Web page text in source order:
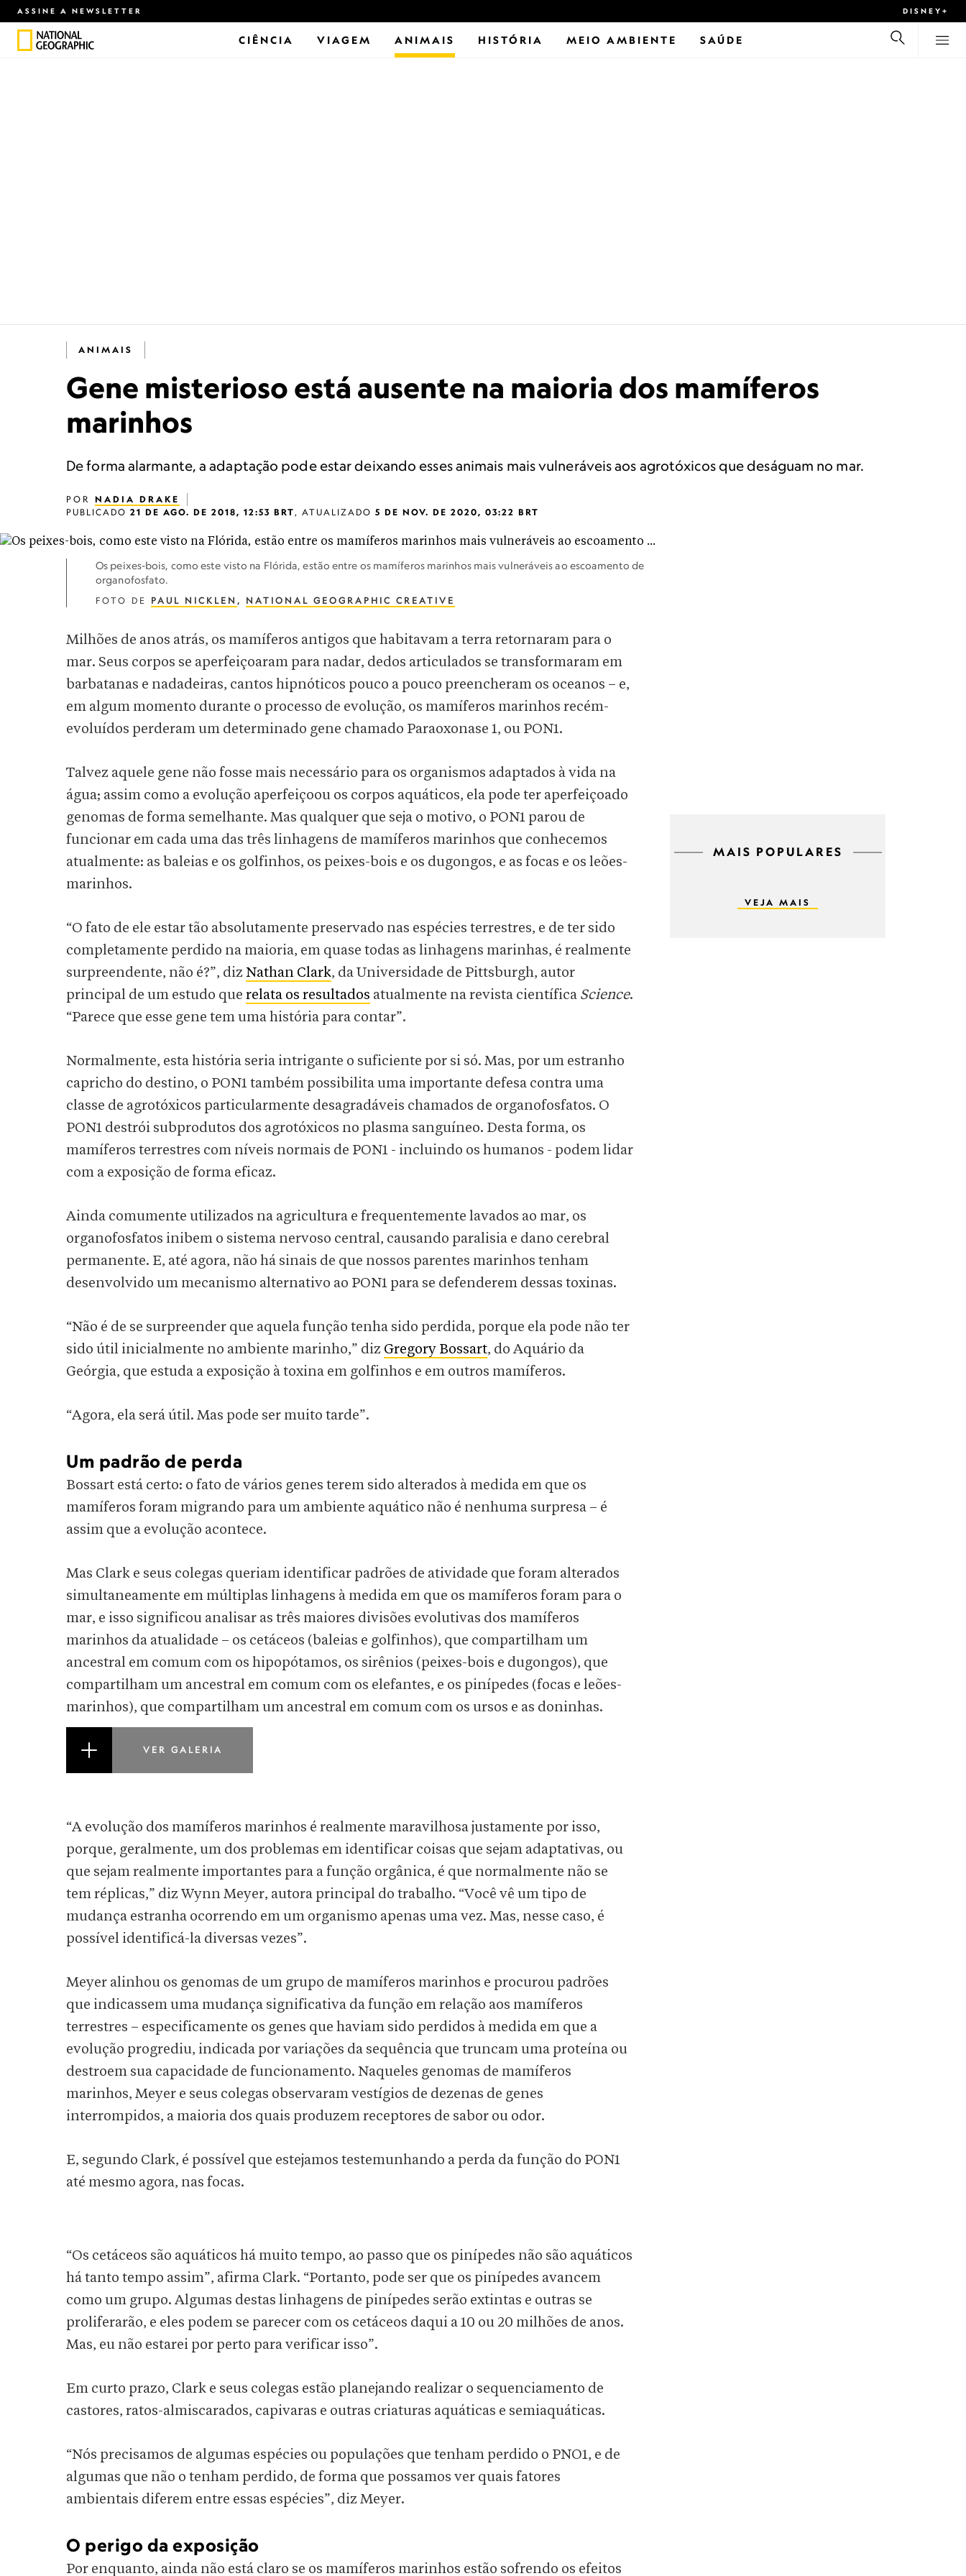
ASSINE A NEWSLETTER DISNEY+
CIÊNCIA VIAGEM ANIMAIS HISTÓRIA MEIO AMBIENTE SAÚDE
ANIMAIS
Gene misterioso está ausente na maioria dos mamíferos
marinhos
De forma alarmante, a adaptação pode estar deixando esses animais mais vulneráveis aos agrotóxicos que deságuam no mar.
POR NADIA DRAKE
PUBLICADO 21 DE AGO. DE 2018, 12:53 BRT, ATUALIZADO 5 DE NOV. DE 2020, 03:22 BRT
Os peixes-bois, como este visto na Flórida, estão entre os mamíferos marinhos mais vulneráveis ao escoamento de
organofosfato.
FOTO DE PAUL NICKLEN , NATIONAL GEOGRAPHIC CREATIVE
Milhões de anos atrás, os mamíferos antigos que habitavam a terra retornaram para o
mar. Seus corpos se aperfeiçoaram para nadar, dedos articulados se transformaram em
barbatanas e nadadeiras, cantos hipnóticos pouco a pouco preencheram os oceanos – e,
em algum momento durante o processo de evolução, os mamíferos marinhos recém-
evoluídos perderam um determinado gene chamado Paraoxonase 1, ou PON1.
Talvez aquele gene não fosse mais necessário para os organismos adaptados à vida na
água; assim como a evolução aperfeiçoou os corpos aquáticos, ela pode ter aperfeiçoado
genomas de forma semelhante. Mas qualquer que seja o motivo, o PON1 parou de
funcionar em cada uma das três linhagens de mamíferos marinhos que conhecemos
atualmente: as baleias e os golfinhos, os peixes-bois e os dugongos, e as focas e os leões-
marinhos.
“O fato de ele estar tão absolutamente preservado nas espécies terrestres, e de ter sido
completamente perdido na maioria, em quase todas as linhagens marinhas, é realmente
surpreendente, não é?”, diz Nathan Clark, da Universidade de Pittsburgh, autor
principal de um estudo que relata os resultados atualmente na revista científica Science.
“Parece que esse gene tem uma história para contar”.
Normalmente, esta história seria intrigante o suficiente por si só. Mas, por um estranho
capricho do destino, o PON1 também possibilita uma importante defesa contra uma
classe de agrotóxicos particularmente desagradáveis chamados de organofosfatos. O
PON1 destrói subprodutos dos agrotóxicos no plasma sanguíneo. Desta forma, os
mamíferos terrestres com níveis normais de PON1 - incluindo os humanos - podem lidar
com a exposição de forma eficaz.
Ainda comumente utilizados na agricultura e frequentemente lavados ao mar, os
organofosfatos inibem o sistema nervoso central, causando paralisia e dano cerebral
permanente. E, até agora, não há sinais de que nossos parentes marinhos tenham
desenvolvido um mecanismo alternativo ao PON1 para se defenderem dessas toxinas.
“Não é de se surpreender que aquela função tenha sido perdida, porque ela pode não ter
sido útil inicialmente no ambiente marinho,” diz Gregory Bossart, do Aquário da
Geórgia, que estuda a exposição à toxina em golfinhos e em outros mamíferos.
“Agora, ela será útil. Mas pode ser muito tarde”.
Um padrão de perda
Bossart está certo: o fato de vários genes terem sido alterados à medida em que os
mamíferos foram migrando para um ambiente aquático não é nenhuma surpresa – é
assim que a evolução acontece.
Mas Clark e seus colegas queriam identificar padrões de atividade que foram alterados
simultaneamente em múltiplas linhagens à medida em que os mamíferos foram para o
mar, e isso significou analisar as três maiores divisões evolutivas dos mamíferos
marinhos da atualidade – os cetáceos (baleias e golfinhos), que compartilham um
ancestral em comum com os hipopótamos, os sirênios (peixes-bois e dugongos), que
compartilham um ancestral em comum com os elefantes, e os pinípedes (focas e leões-
marinhos), que compartilham um ancestral em comum com os ursos e as doninhas.
VER GALERIA
“A evolução dos mamíferos marinhos é realmente maravilhosa justamente por isso,
porque, geralmente, um dos problemas em identificar coisas que sejam adaptativas, ou
que sejam realmente importantes para a função orgânica, é que normalmente não se
tem réplicas,” diz Wynn Meyer, autora principal do trabalho. “Você vê um tipo de
mudança estranha ocorrendo em um organismo apenas uma vez. Mas, nesse caso, é
possível identificá-la diversas vezes”.
Meyer alinhou os genomas de um grupo de mamíferos marinhos e procurou padrões
que indicassem uma mudança significativa da função em relação aos mamíferos
terrestres – especificamente os genes que haviam sido perdidos à medida em que a
evolução progrediu, indicada por variações da sequência que truncam uma proteína ou
destroem sua capacidade de funcionamento. Naqueles genomas de mamíferos
marinhos, Meyer e seus colegas observaram vestígios de dezenas de genes
interrompidos, a maioria dos quais produzem receptores de sabor ou odor.
E, segundo Clark, é possível que estejamos testemunhando a perda da função do PON1
até mesmo agora, nas focas.
“Os cetáceos são aquáticos há muito tempo, ao passo que os pinípedes não são aquáticos
há tanto tempo assim”, afirma Clark. “Portanto, pode ser que os pinípedes avancem
como um grupo. Algumas destas linhagens de pinípedes serão extintas e outras se
proliferarão, e eles podem se parecer com os cetáceos daqui a 10 ou 20 milhões de anos.
Mas, eu não estarei por perto para verificar isso”.
Em curto prazo, Clark e seus colegas estão planejando realizar o sequenciamento de
castores, ratos-almiscarados, capivaras e outras criaturas aquáticas e semiaquáticas.
“Nós precisamos de algumas espécies ou populações que tenham perdido o PNO1, e de
algumas que não o tenham perdido, de forma que possamos ver quais fatores
ambientais diferem entre essas espécies”, diz Meyer.
O perigo da exposição
Por enquanto, ainda não está claro se os mamíferos marinhos estão sofrendo os efeitos
MAIS POPULARES
VEJA MAIS